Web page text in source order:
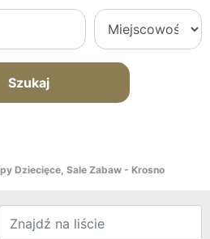
Szukaj
Dziecięce, Sale Zabaw - Krosno